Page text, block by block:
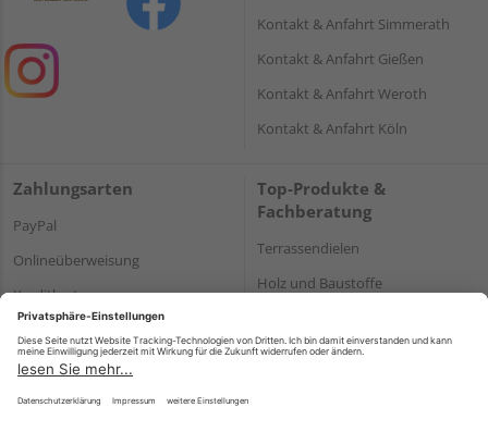
Kontakt & Anfahrt Simmerath
Kontakt & Anfahrt Gießen
Kontakt & Anfahrt Weroth
Kontakt & Anfahrt Köln
Zahlungsarten
PayPal
Onlineüberweisung
Kreditkarte
*Bonität vorausgesetzt
Top-Produkte &
Fachberatung
Terrassendielen
Holz und Baustoffe